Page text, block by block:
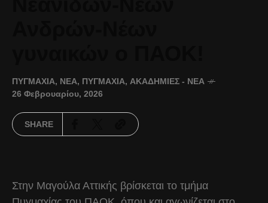
ΠΥΓΜΑΧΊΑ, ΝΈΑ, ΠΥΓΜΑΧΊΑ, ΑΚΑΔΗΜΊΕΣ - ΝΈΑ
26 Φεβρουαρίου, 2026
SHARE
Στην Μαγούλα Αττικής βρίσκεται το τμήμα